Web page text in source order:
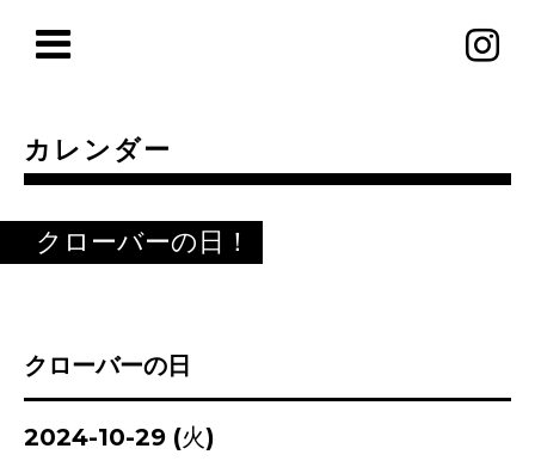
カレンダー
クローバーの日！
クローバーの日
2024-10-29 (火)